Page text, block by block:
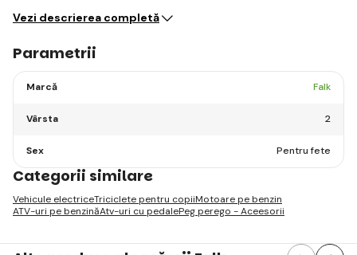
Vezi descrierea completă
Parametrii
Marcă Falk
Vârsta 2
Sex Pentru fete
Categorii similare
Vehicule electriceTriciclete pentru copiiMotoare pe benzin
ATV-uri pe benzinăAtv-uri cu pedalePeg perego - Aceesorii